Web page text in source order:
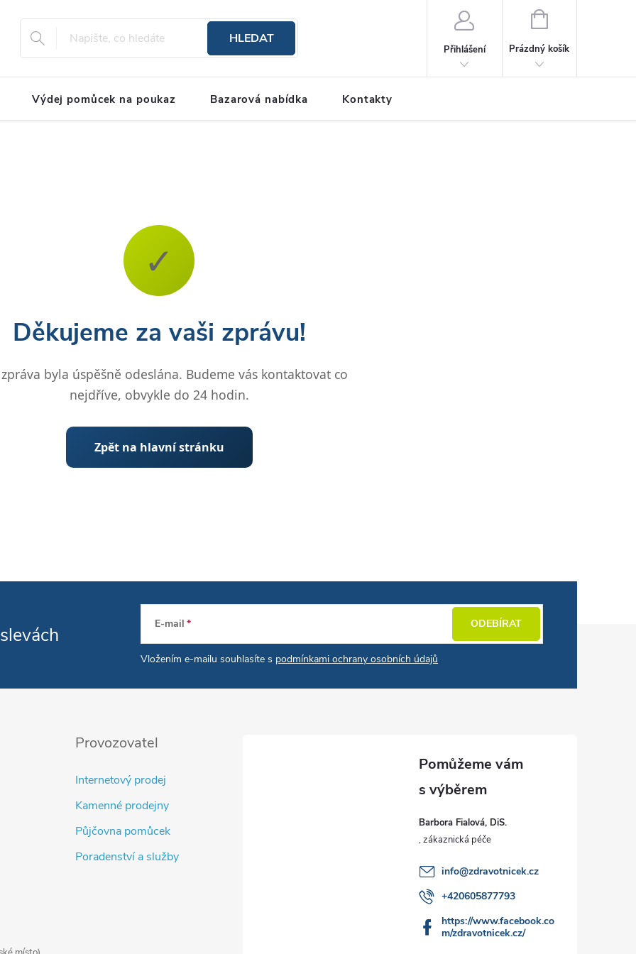
HLEDAT
Přihlášení
NÁKUPNÍ KOŠÍK
Prázdný košík
Výdej pomůcek na poukaz Bazarová nabídka Kontakty
✓
Děkujeme za vaši zprávu!
zpráva byla úspěšně odeslána. Budeme vás kontaktovat co
nejdříve, obvykle do 24 hodin.
Zpět na hlavní stránku
E-mail
Vložením e-mailu souhlasíte s podmínkami ochrany osobních údajů
ODEBÍRAT
Provozovatel
Internetový prodej
Kamenné prodejny
Půjčovna pomůcek
Poradenství a služby
Barbora Fialová, DiS.
info@zdravotnicek.cz
+420605877793
https://www.facebook.co
m/zdravotnicek.cz/